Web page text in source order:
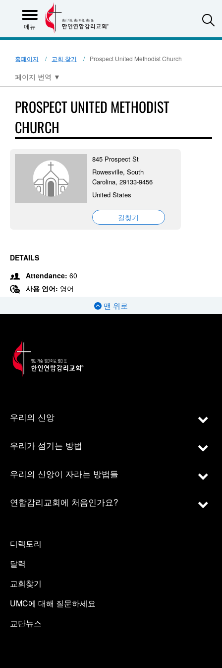
메뉴
홈페이지 교회 찾기 Prospect United Methodist Church
페이지 번역 ▼
PROSPECT UNITED METHODIST
CHURCH
845 Prospect St
Rowesville, South
Carolina, 29133-9456
United States
길찾기
DETAILS
Attendance: 60
사용 언어: 영어
맨 위로
우리의 신앙
우리가 섬기는 방법
우리의 신앙이 자라는 방법들
연합감리교회에 처음인가요?
디렉토리
달력
교회찾기
UMC에 대해 질문하세요
교단뉴스